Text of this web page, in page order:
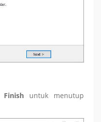
Finish untuk menutup